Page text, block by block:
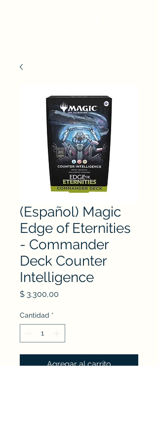
(Español) Magic
Edge of Eternities
- Commander
Deck Counter
Intelligence
$ 3.300,00
Cantidad *
Agregar al carrito